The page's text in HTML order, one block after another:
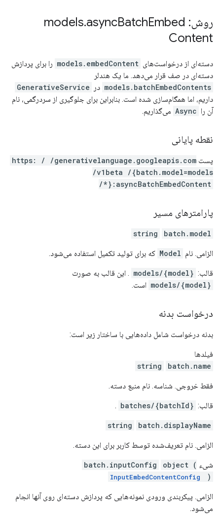
روش: models .asyncBatchEmbed
Content
دسته‌ای از درخواست‌های models.embedContent را برای پردازش
دسته‌ای در صف قرار می‌دهد. ما یک هندلر
models.batchEmbedContents در
GenerativeService
داریم، اما همگام‌سازی شده است. بنابراین برای جلوگیری از سردرگمی، نام
آن را Async می‌گذاریم.
نقطه پایانی
پست https: / /generativelanguage.googleapis.com
/v1beta /{batch.model=models
/*}:asyncBatchEmbedContent
پارامترهای مسیر
string batch.model
الزامی. نام Model که برای تولید تکمیل استفاده می‌شود.
قالب: models/{model} . این قالب به صورت
models/{model} است.
درخواست بدنه
بدنه درخواست شامل داده‌هایی با ساختار زیر است:
فیلدها
string
batch.name
فقط خروجی. شناسه. نام منبع دسته.
قالب: batches/{batchId}
.
string batch.displayName
الزامی. نام تعریف‌شده توسط کاربر برای این دسته.
شیء batch.inputConfig object (
InputEmbedContentConfig )
الزامی. پیکربندی ورودی نمونه‌هایی که پردازش دسته‌ای روی آنها انجام
می‌شود.